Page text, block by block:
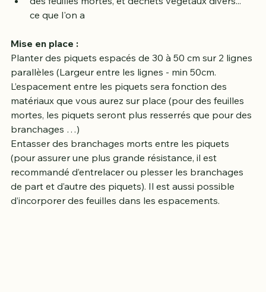
dimensions, en coupant les fourches
des feuilles mortes, et déchets végétaux divers...
Mise en place :
Planter des piquets espacés de 30 à 50 cm sur 2 lignes
parallèles (Largeur entre les lignes - min 50cm.
L’espacement entre les piquets sera fonction des
matériaux que vous aurez sur place (pour des feuilles
mortes, les piquets seront plus resserrés que pour des
branchages …)
Entasser des branchages morts entre les piquets
(pour assurer une plus grande résistance, il est
recommandé d’entrelacer ou plesser les branchages
de part et d’autre des piquets). Il est aussi possible